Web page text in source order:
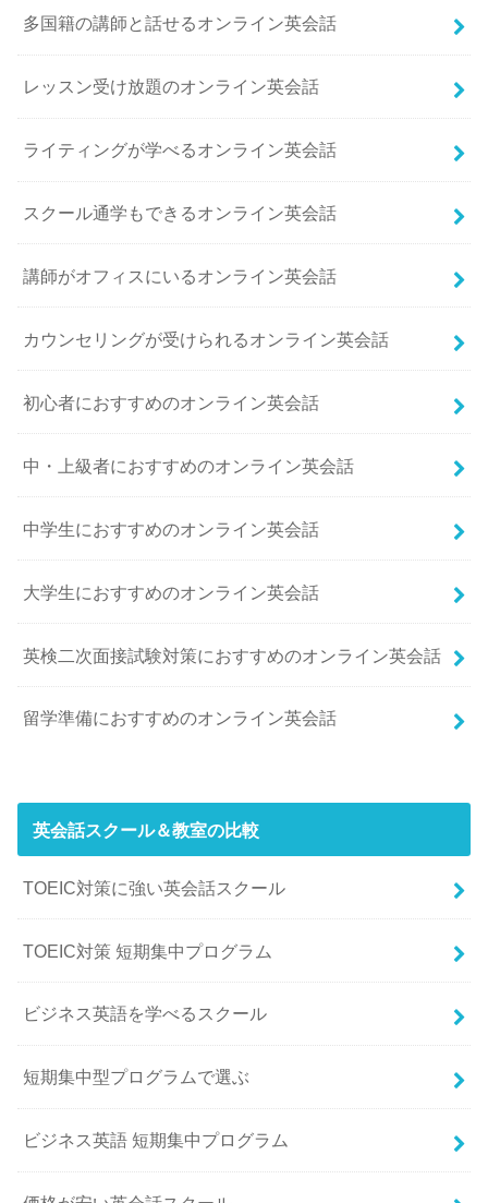
多国籍の講師と話せるオンライン英会話
レッスン受け放題のオンライン英会話
ライティングが学べるオンライン英会話
スクール通学もできるオンライン英会話
講師がオフィスにいるオンライン英会話
カウンセリングが受けられるオンライン英会話
初心者におすすめのオンライン英会話
中・上級者におすすめのオンライン英会話
中学生におすすめのオンライン英会話
大学生におすすめのオンライン英会話
英検二次面接試験対策におすすめのオンライン英会話
留学準備におすすめのオンライン英会話
英会話スクール＆教室の比較
TOEIC対策に強い英会話スクール
TOEIC対策 短期集中プログラム
ビジネス英語を学べるスクール
短期集中型プログラムで選ぶ
ビジネス英語 短期集中プログラム